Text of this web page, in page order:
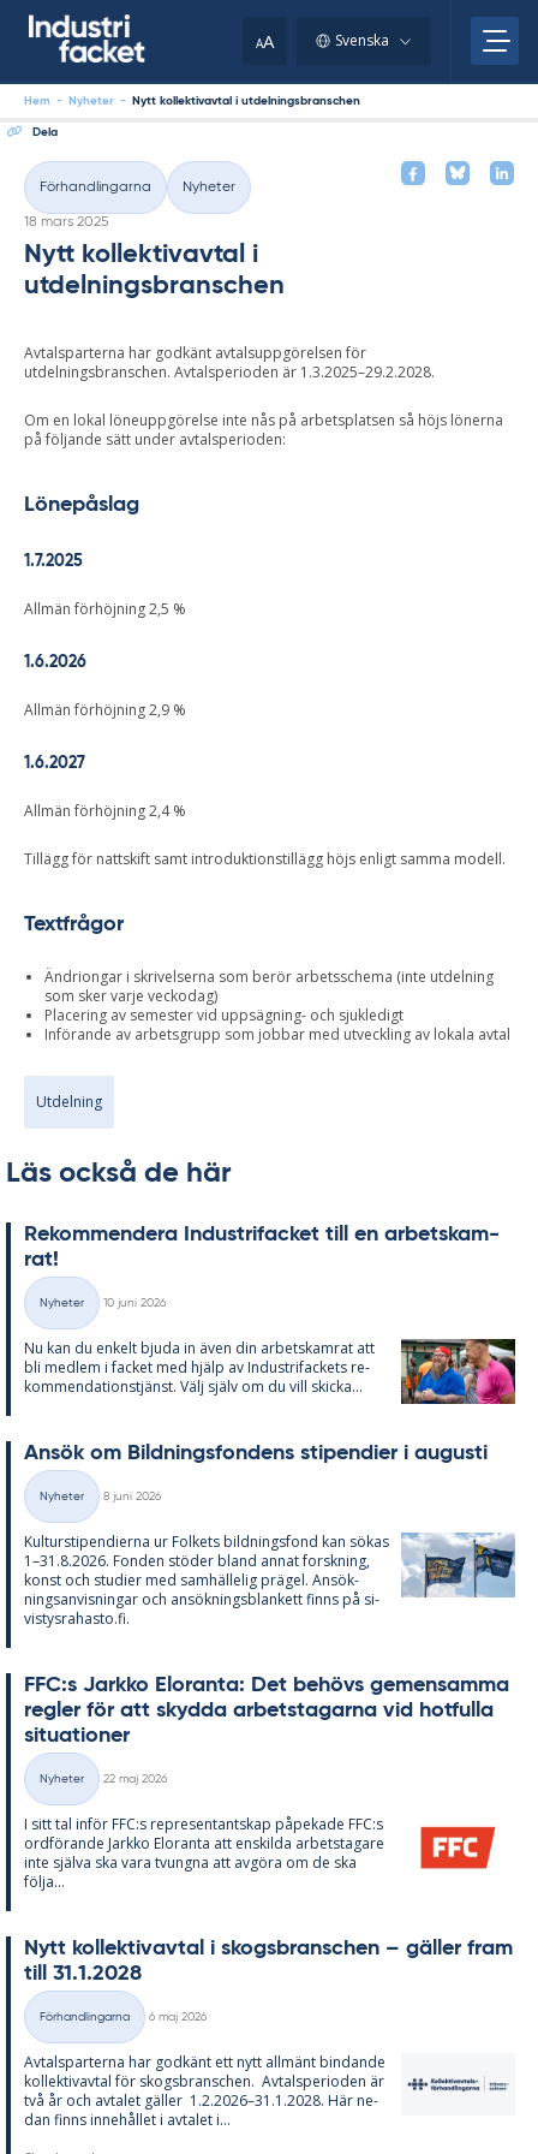
AA Svenska
Hem - Nyheter - Nytt kollektivavtal i utdelningsbranschen
Dela
Kategorier
Förhandlingarna Nyheter
Skriven
18 mars 2025
Nytt kollektivavtal i
utdelningsbranschen
Avtalsparterna har godkänt avtalsuppgörelsen för
utdelningsbranschen. Avtalsperioden är 1.3.2025–29.2.2028.
Om en lokal löneuppgörelse inte nås på arbetsplatsen så höjs lönerna
på följande sätt under avtalsperioden:
Lönepåslag
1.7.2025
Allmän förhöjning 2,5 %
1.6.2026
Allmän förhöjning 2,9 %
1.6.2027
Allmän förhöjning 2,4 %
Tillägg för nattskift samt introduktionstillägg höjs enligt samma modell.
Textfrågor
Ändriongar i skrivelserna som berör arbetsschema (inte utdelning
som sker varje veckodag)
Placering av semester vid uppsägning- och sjukledigt
Införande av arbetsgrupp som jobbar med utveckling av lokala avtal
Utdelning
Läs också de här
Re­kom­men­de­ra In­du­stri­fac­ket till en ar­bets­kam­
rat!
Kategorier
Nyheter
10 juni 2026
Nu kan du en­kelt bju­da in även din ar­bets­kam­rat att
bli med­lem i fac­ket med hjälp av In­du­stri­fac­kets re­
kom­men­da­tions­tjänst. Välj själv om du vill skic­ka...
An­sök om Bild­nings­fon­dens sti­pen­di­er i au­gusti
Kategorier
Nyheter
8 juni 2026
Kul­tursti­pen­di­er­na ur Fol­kets bild­nings­fond kan sö­kas
1–31.8.2026. Fon­den stö­der bland an­nat forsk­ning,
konst och stu­di­er med sam­häl­le­lig prä­gel. An­sök­
nings­an­vis­ning­ar och an­sök­nings­blan­kett fin­ns på si­
vis­tys­ra­has­to.fi.
FFC:s Jark­ko Elo­ran­ta: Det be­hö­vs ge­men­sam­ma
reg­ler för att skyd­da ar­bets­ta­gar­na vid hot­ful­la
si­tu­a­tio­ner
Kategorier
Nyheter
22 maj 2026
I sitt tal in­för FFC:s re­pre­sen­tant­skap på­pe­ka­de FFC:s
ord­fö­ran­de Jark­ko Elo­ran­ta att en­skil­da ar­bets­ta­ga­re
inte själva ska vara tvung­na att av­gö­ra om de ska
följa...
Nytt kol­lek­tivav­tal i skogs­branschen – gäl­ler fram
till 31.1.2028
Kategorier
Förhandlingarna
6 maj 2026
Av­tals­par­ter­na har god­känt ett nytt all­mänt bin­dan­de
kol­lek­tivav­tal för skogs­branschen. Av­tal­s­pe­ri­o­den är
två år och av­ta­let gäl­ler 1.2.2026–31.1.2028. Här ne­
dan fin­ns in­ne­hål­let i av­ta­let i...